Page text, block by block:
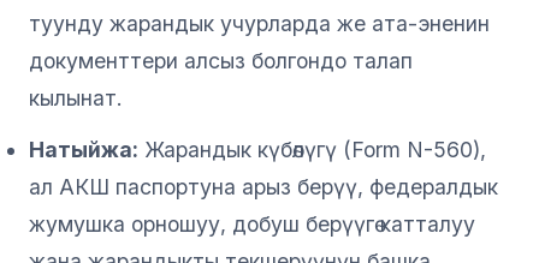
туунду жарандык учурларда же ата-эненин
документтери алсыз болгондо талап
кылынат.
Натыйжа: Жарандык күбөлүгү (Form N-560),
ал АКШ паспортуна арыз берүү, федералдык
жумушка орношуу, добуш берүүгө катталуу